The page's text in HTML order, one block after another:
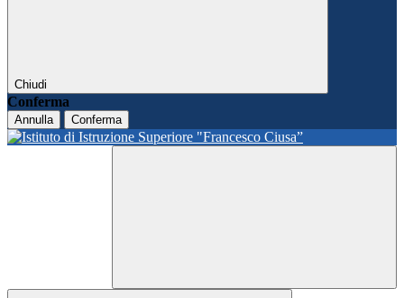
Chiudi
Conferma
Annulla Conferma